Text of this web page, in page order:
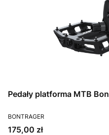
Pedały platforma MTB
PRODUCENT
BONTRAGER
Cena
175,00 zł